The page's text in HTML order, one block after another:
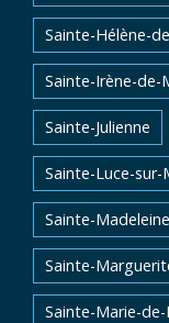
Sainte-Hélène-
Sainte-Irène-de-
Sainte-Julienne
Sainte-Luce-sur-
Sainte-Madeleine
Sainte-
Sainte-Marie-de-